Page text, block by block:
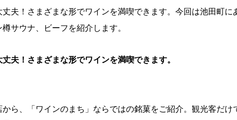
夫！さまざまな形でワインを満喫できます。今回は池田町に
サウナ、ビーフを紹介します。
夫！さまざまな形でワインを満喫できます。
ら、「ワインのまち」ならではの銘菓をご紹介。観光客だけ